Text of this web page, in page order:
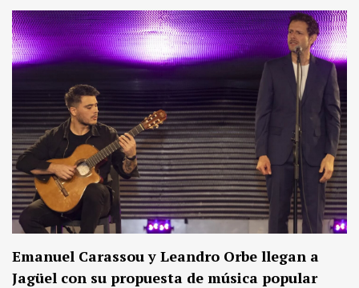
Emanuel Carassou y Leandro Orbe llegan a
Jagüel con su propuesta de música popular